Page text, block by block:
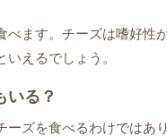
べます。チーズは嗜好性
えるでしょう。
る？
ーズを食べるわけではあ